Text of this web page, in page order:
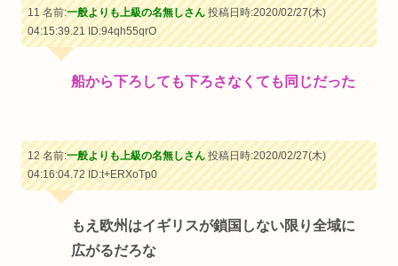
11 名前:一般よりも上級の名無しさん投稿日時:2020/02/27(木)
04:15:39.21ID:94qh55qrO
船から下ろしても下ろさなくても同じだった
12 名前:一般よりも上級の名無しさん投稿日時:2020/02/27(木)
04:16:04.72ID:t+ERXoTp0
もえ欧州はイギリスが鎖国しない限り全域に
広がるだろな